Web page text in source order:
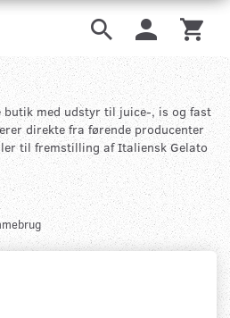
butik med udstyr til juice-, is og fast
direkte fra førende producenter
til fremstilling af Italiensk Gelato